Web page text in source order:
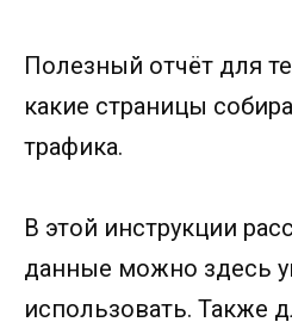
Полезный отчёт для
какие страницы
трафика.
В этой инструкции
данные можно здесь
использовать. Также